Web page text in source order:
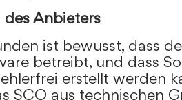
Anbieters
ist bewusst, dass
betreibt, und dass
erstellt werden
SCO aus technischen